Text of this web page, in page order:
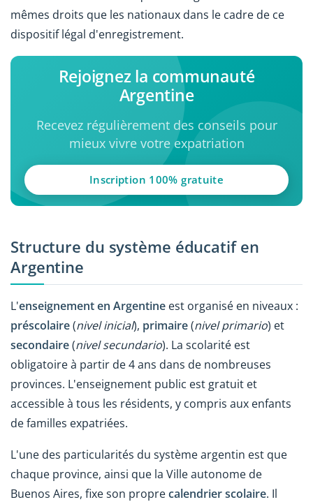
mêmes droits que les nationaux dans le cadre de ce
dispositif légal d'enregistrement.
Rejoignez la communauté
Argentine
Recevez régulièrement des conseils pour
mieux vivre votre expatriation
Inscription 100% gratuite
Structure du système éducatif en
Argentine
L'enseignement en Argentine est organisé en niveaux :
préscolaire(nivel inicial), primaire(nivel primario) et
secondaire(nivel secundario). La scolarité est
obligatoire à partir de 4 ans dans de nombreuses
provinces. L'enseignement public est gratuit et
accessible à tous les résidents, y compris aux enfants
de familles expatriées.
L'une des particularités du système argentin est que
chaque province, ainsi que la Ville autonome de
Buenos Aires, fixe son proprecalendrier scolaire. Il